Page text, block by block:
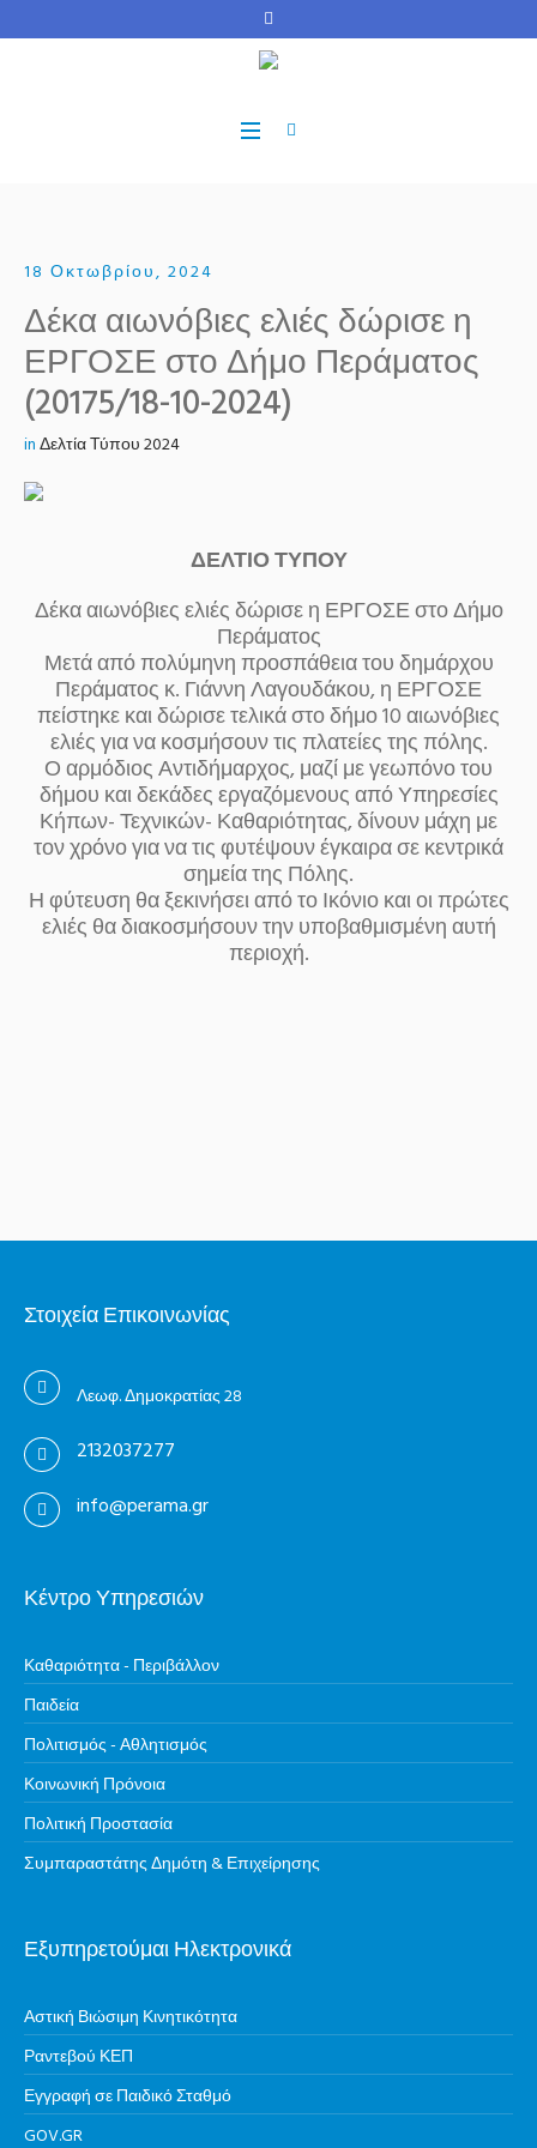
18 Οκτωβρίου, 2024
Δέκα αιωνόβιες ελιές δώρισε η
ΕΡΓΟΣΕ στο Δήμο Περάματος
(20175/18-10-2024)
inΔελτία Τύπου 2024
ΔΕΛΤΙΟ ΤΥΠΟΥ
Δέκα αιωνόβιες ελιές δώρισε η ΕΡΓΟΣΕ στο Δήμο
Περάματος
Μετά από πολύμηνη προσπάθεια του δημάρχου
Περάματος κ. Γιάννη Λαγουδάκου, η ΕΡΓΟΣΕ
πείστηκε και δώρισε τελικά στο δήμο 10 αιωνόβιες
ελιές για να κοσμήσουν τις πλατείες της πόλης.
Ο αρμόδιος Αντιδήμαρχος, μαζί με γεωπόνο του
δήμου και δεκάδες εργαζόμενους από Υπηρεσίες
Κήπων- Τεχνικών- Καθαριότητας, δίνουν μάχη με
τον χρόνο για να τις φυτέψουν έγκαιρα σε κεντρικά
σημεία της Πόλης.
Η φύτευση θα ξεκινήσει από το Ικόνιο και οι πρώτες
ελιές θα διακοσμήσουν την υποβαθμισμένη αυτή
περιοχή.
Στοιχεία Επικοινωνίας
Λεωφ. Δημοκρατίας 28
2132037277
info@perama.gr
Κέντρο Υπηρεσιών
Καθαριότητα - Περιβάλλον
Παιδεία
Πολιτισμός - Αθλητισμός
Κοινωνική Πρόνοια
Πολιτική Προστασία
Συμπαραστάτης Δημότη & Επιχείρησης
Εξυπηρετούμαι Ηλεκτρονικά
Αστική Βιώσιμη Κινητικότητα
Ραντεβού ΚΕΠ
Εγγραφή σε Παιδικό Σταθμό
GOV.GR